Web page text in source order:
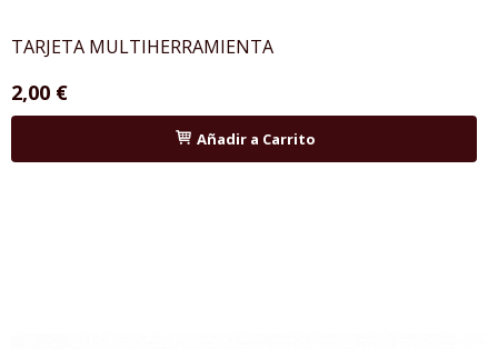
TARJETA MULTIHERRAMIENTA
2,00 €
Añadir a Carrito